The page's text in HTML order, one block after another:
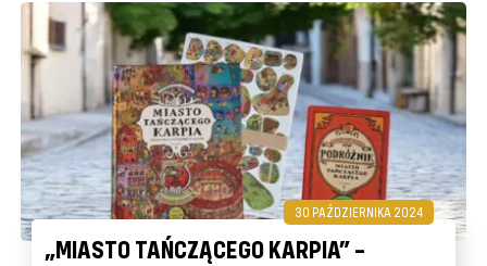
30 PAŹDZIERNIKA 2024
„MIASTO TAŃCZĄCEGO KARPIA” –